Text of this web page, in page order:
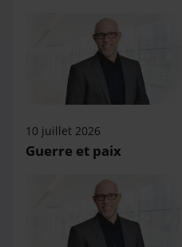
10 juillet 2026
Guerre et paix